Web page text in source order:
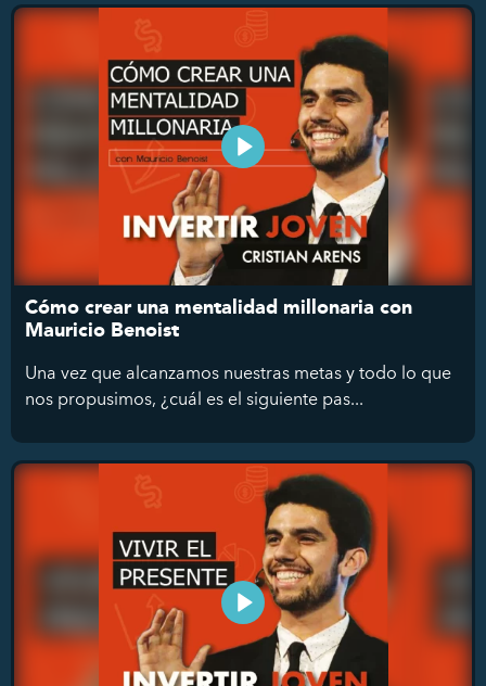
Cómo crear una mentalidad millonaria con
Mauricio Benoist
Una vez que alcanzamos nuestras metas y todo lo que
nos propusimos, ¿cuál es el siguiente pas...